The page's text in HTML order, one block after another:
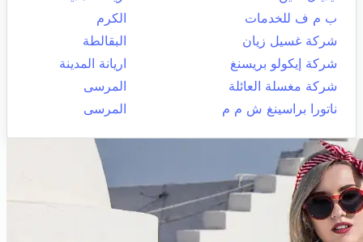
ب م ف للخدمات
الكرم
شركة غسيل زيان
البقالطة
شركة إيكولو بريسنغ
اريانة المدينة
شركة مغسلة العائلة
المرسى
ناتورا براسينغ ش م م
المرسى